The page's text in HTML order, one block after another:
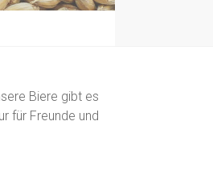
Biere gibt es
für Freunde und